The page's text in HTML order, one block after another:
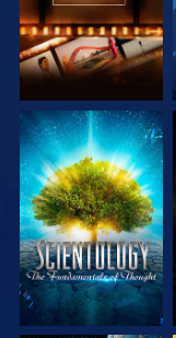
СМОТРЕТЬ
ПЕРЕДАЧИ